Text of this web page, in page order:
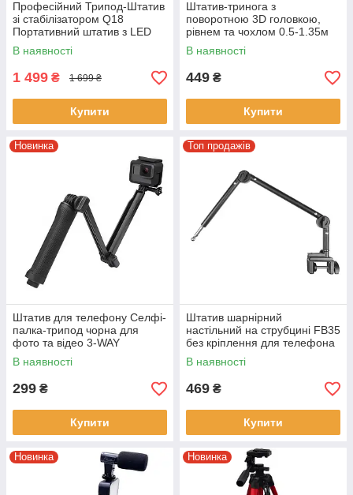
Професійний Трипод-Штатив
зі стабілізатором Q18
Портативний штатив з LED
підсвічуванням Чорний
В наявності
1 499 ₴ 1 699 ₴
Купити
Штатив-тринога з
поворотною 3D головкою,
рівнем та чохлом 0.5-1.35м
TriPod 330A
В наявності
449 ₴
Купити
Новинка
Штатив для телефону Селфі-
палка-трипод чорна для
фото та відео 3-WAY
Монопод для екшн камер
В наявності
299 ₴
Купити
Топ продажів
Штатив шарнірний
настільний на струбцині FB35
без кріплення для телефона
В наявності
469 ₴
Купити
Новинка Новинка